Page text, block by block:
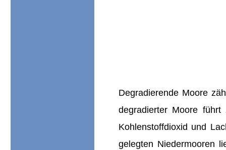
Degradierende Moore
degradierter Moore
Kohlenstoffdioxid und
gelegten Niedermooren